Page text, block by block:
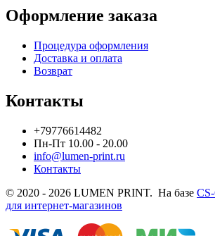
Оформление заказа
Процедура оформления
Доставка и оплата
Возврат
Контакты
+79776614482
Пн-Пт 10.00 - 20.00
info@lumen-print.ru
Контакты
© 2020 - 2026 LUMEN PRINT. На базе
для интернет-магазинов